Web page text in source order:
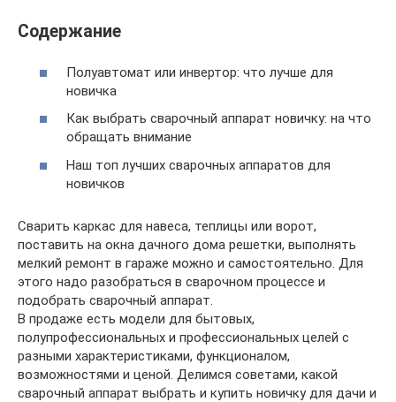
Содержание
Полуавтомат или инвертор: что лучше для
новичка
Как выбрать сварочный аппарат новичку: на что
обращать внимание
Наш топ лучших сварочных аппаратов для
новичков
Сварить каркас для навеса, теплицы или ворот,
поставить на окна дачного дома решетки, выполнять
мелкий ремонт в гараже можно и самостоятельно. Для
этого надо разобраться в сварочном процессе и
подобрать сварочный аппарат.
В продаже есть модели для бытовых,
полупрофессиональных и профессиональных целей с
разными характеристиками, функционалом,
возможностями и ценой. Делимся советами, какой
сварочный аппарат выбрать и купить новичку для дачи и